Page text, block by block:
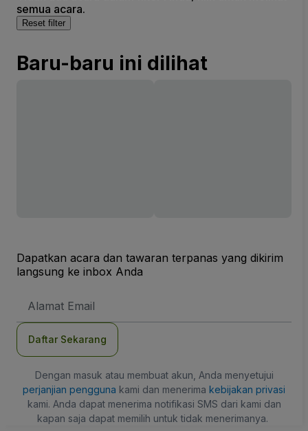
semua acara.
Reset filter
Baru-baru ini dilihat
Dapatkan acara dan tawaran terpanas yang dikirim
langsung ke inbox Anda
Email
Daftar Sekarang
Dengan masuk atau membuat akun, Anda menyetujui
perjanjian pengguna kami dan menerima kebijakan privasi
kami. Anda dapat menerima notifikasi SMS dari kami dan
kapan saja dapat memilih untuk tidak menerimanya.